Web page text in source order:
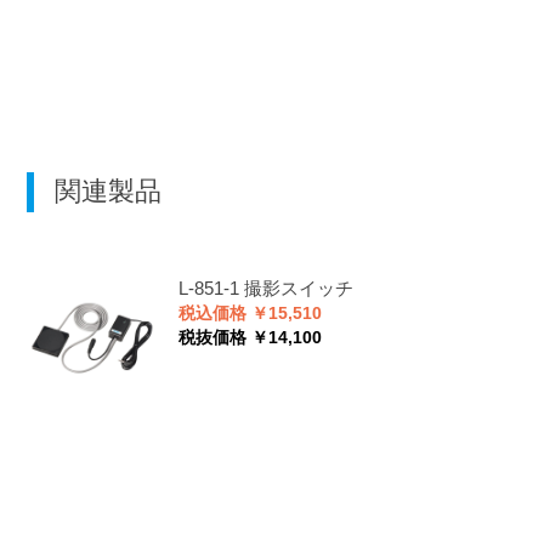
関連製品
L-851-1 撮影スイッチ
税込価格 ￥15,510
税抜価格 ￥14,100